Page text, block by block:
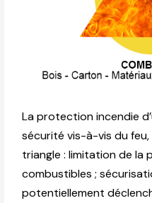
La protection incendie
sécurité vis-à-vis du feu,
triangle : limitation de la
combustibles ;
potentiellement